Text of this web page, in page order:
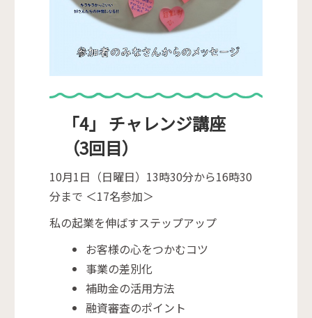
「4」 チャレンジ講座
（3回目）
10月1日（日曜日）13時30分から16時30
分まで ＜17名参加＞
私の起業を伸ばすステップアップ
お客様の心をつかむコツ
事業の差別化
補助金の活用方法
融資審査のポイント